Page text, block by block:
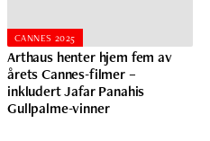
CANNES 2025
Arthaus henter hjem fem av
årets Cannes-filmer –
inkludert Jafar Panahis
Gullpalme-vinner